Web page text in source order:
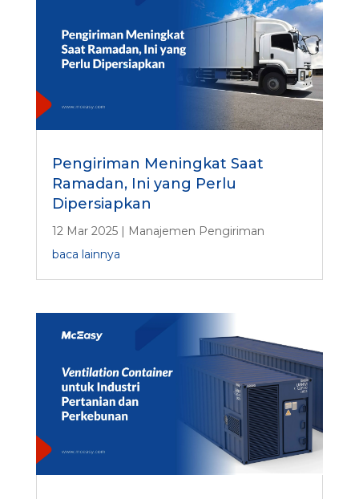
Pengiriman Meningkat Saat
Ramadan, Ini yang Perlu
Dipersiapkan
12 Mar 2025| Manajemen Pengiriman
baca lainnya